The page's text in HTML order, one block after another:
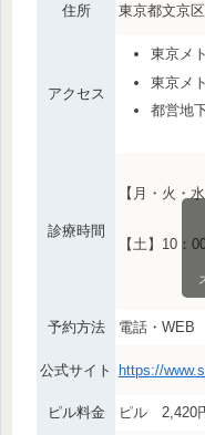
住所 東京都文京
アクセス
東京メ
東京メ
都営地
診療時間
【月・火・
【土】10：
予約方法 電話・WEB
公式サイト https://
ピル料金 ピル 2,420